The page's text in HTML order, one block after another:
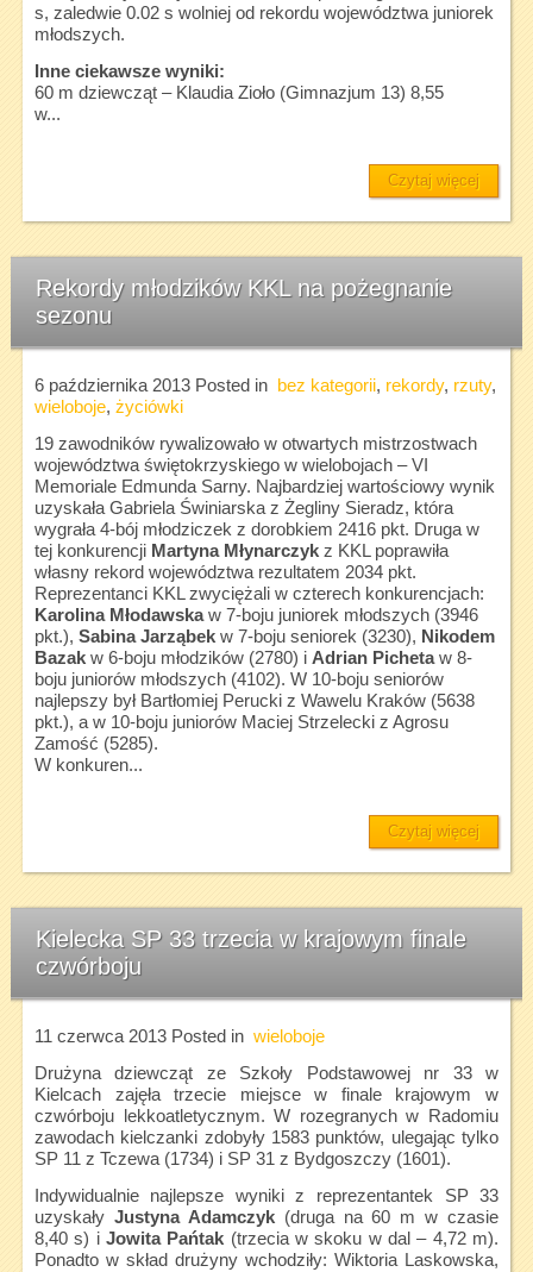
s, zaledwie 0.02 s wolniej od rekordu województwa juniorek
młodszych.
Inne ciekawsze wyniki:
60 m dziewcząt – Klaudia Zioło (Gimnazjum 13) 8,55
w...
Czytaj więcej
Rekordy młodzików KKL na pożegnanie
sezonu
6 października 2013Posted in bez kategorii, rekordy, rzuty,
wieloboje, życiówki
19 zawodników rywalizowało w otwartych mistrzostwach
województwa świętokrzyskiego w wielobojach – VI
Memoriale Edmunda Sarny. Najbardziej wartościowy wynik
uzyskała Gabriela Świniarska z Żegliny Sieradz, która
wygrała 4-bój młodziczek z dorobkiem 2416 pkt. Druga w
tej konkurencji Martyna Młynarczykz KKL poprawiła
własny rekord województwa rezultatem 2034 pkt.
Reprezentanci KKL zwyciężali w czterech konkurencjach:
Karolina Młodawskaw 7-boju juniorek młodszych (3946
pkt.), Sabina Jarząbekw 7-boju seniorek (3230), Nikodem
Bazakw 6-boju młodzików (2780) i Adrian Pichetaw 8-
boju juniorów młodszych (4102). W 10-boju seniorów
najlepszy był Bartłomiej Perucki z Wawelu Kraków (5638
pkt.), a w 10-boju juniorów Maciej Strzelecki z Agrosu
Zamość (5285).
W konkuren...
Czytaj więcej
Kielecka SP 33 trzecia w krajowym finale
czwórboju
11 czerwca 2013Posted in wieloboje
Drużyna dziewcząt ze Szkoły Podstawowej nr 33 w
Kielcach zajęła trzecie miejsce w finale krajowym w
czwórboju lekkoatletycznym. W rozegranych w Radomiu
zawodach kielczanki zdobyły 1583 punktów, ulegając tylko
SP 11 z Tczewa (1734) i SP 31 z Bydgoszczy (1601).
Indywidualnie najlepsze wyniki z reprezentantek SP 33
uzyskały Justyna Adamczyk(druga na 60 m w czasie
8,40 s) i Jowita Pańtak (trzecia w skoku w dal – 4,72 m).
Ponadto w skład drużyny wchodziły: Wiktoria Laskowska,